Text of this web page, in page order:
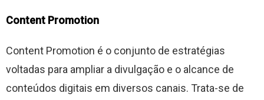
Content Promotion
Content Promotion é o conjunto de estratégias
voltadas para ampliar a divulgação e o alcance de
conteúdos digitais em diversos canais. Trata-se de